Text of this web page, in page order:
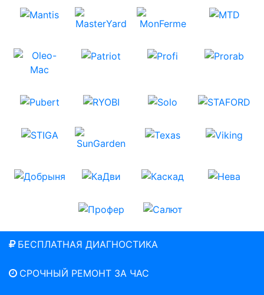
БЕСПЛАТНАЯ ДИАГНОСТИКА
СРОЧНЫЙ РЕМОНТ ЗА ЧАС